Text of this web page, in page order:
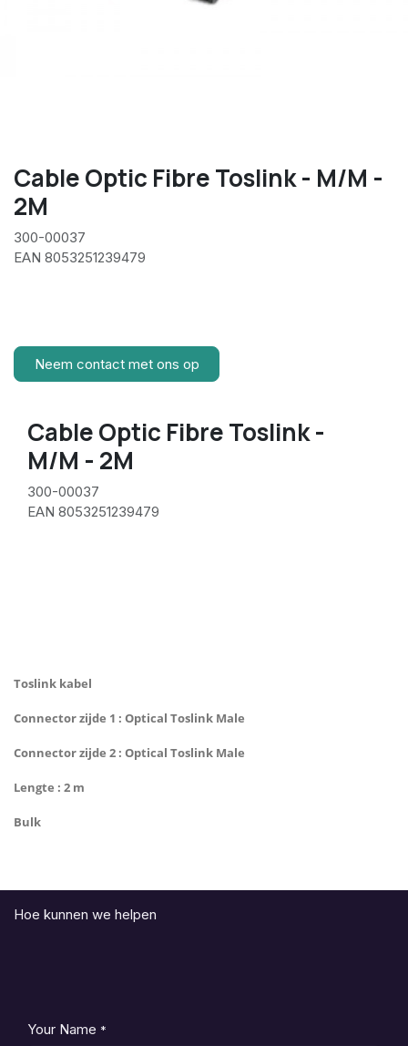
Cable Optic Fibre Toslink - M/M -
2M
300-00037
EAN 8053251239479
Neem contact met ons op
Cable Optic Fibre Toslink -
M/M - 2M
300-00037
EAN 8053251239479
Toslink kabel
Connector zijde 1 : Optical Toslink Male
Connector zijde 2 : Optical Toslink Male
Lengte : 2 m
Bulk
Hoe kunnen we helpen
Your Name *